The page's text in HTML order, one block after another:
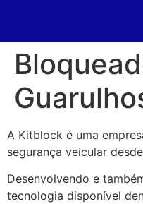
A Kitblock é uma
segurança veicular
Desenvolvendo e
tecnologia disponível